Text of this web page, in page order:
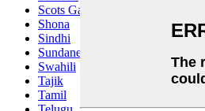
Scots Gaelic
Shona
Sindhi
Sundanese
Swahili
Tajik
Tamil